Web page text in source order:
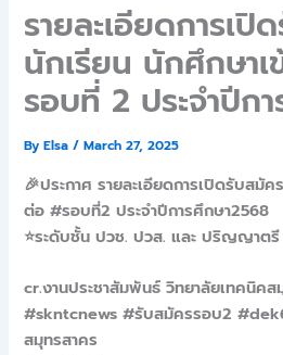
รายละเอียดการเปิ
นักเรียน นักศึกษาเ
รอบที่ 2 ประจำปีก
ByElsa/March 27, 2025
🎉ประกาศ รายละเอียดการเปิดรับสมั
ต่อ #รอบที่2 ประจำปีการศึกษา2568
⭐ระดับชั้น ปวช. ปวส. และ ปริญญาตรี
cr.งานประชาสัมพันธ์ วิทยาลัยเทคนิคส
#skntcnews #รับสมัครรอบ2
สมุทรสาคร